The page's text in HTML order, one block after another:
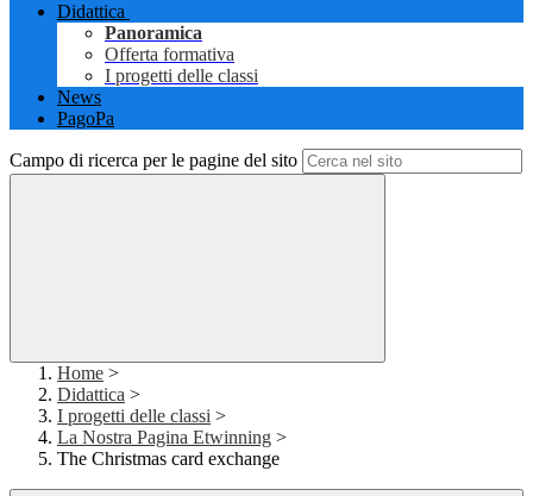
Didattica
Panoramica
Offerta formativa
I progetti delle classi
News
PagoPa
Campo di ricerca per le pagine del sito
Home >
Didattica >
I progetti delle classi >
La Nostra Pagina Etwinning >
The Christmas card exchange